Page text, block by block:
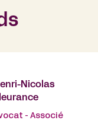
Nicolas
- Associé